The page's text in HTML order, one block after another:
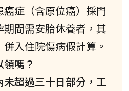
症（含原位癌）採門
間需安胎休養者，其
入住院傷病假計算。
嗎？
超過三十日部分，工